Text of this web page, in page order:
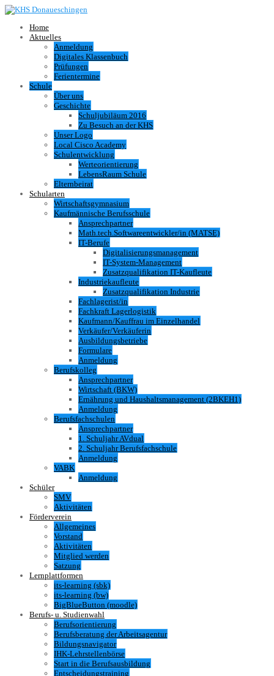
Home
Aktuelles
Anmeldung
Digitales Klassenbuch
Prüfungen
Ferientermine
Schule
Über uns
Geschichte
Schuljubiläum 2016
Zu Besuch an der KHS
Unser Logo
Local Cisco Academy
Schulentwicklung
Werteorientierung
LebensRaum Schule
Elternbeirat
Schularten
Wirtschaftsgymnasium
Kaufmännische Berufsschule
Ansprechpartner
Math.tech.Softwareentwickler/in (MATSE)
IT-Berufe
Digitalisierungsmanagement
IT-System-Management
Zusatzqualifikation IT-Kaufleute
Industriekaufleute
Zusatzqualifikation Industrie
Fachlagerist/in
Fachkraft Lagerlogistik
Kaufmann/Kauffrau im Einzelhandel
Verkäufer/Verkäuferin
Ausbildungsbetriebe
Formulare
Anmeldung
Berufskolleg
Ansprechpartner
Wirtschaft (BKW)
Ernährung und Haushaltsmanagement (2BKEH1)
Anmeldung
Berufsfachschulen
Ansprechpartner
1. Schuljahr AVdual
2. Schuljahr Berufsfachschule
Anmeldung
VABK
Anmeldung
Schüler
SMV
Aktivitäten
Förderverein
Allgemeines
Vorstand
Aktivitäten
Mitglied werden
Satzung
Lernplattformen
its-learning (sbk)
its-learning (bw)
BigBlueButton (moodle)
Berufs- u. Studienwahl
Berufsorientierung
Berufsberatung der Arbeitsagentur
Bildungsnavigator
IHK-Lehrstellenbörse
Start in die Berufsausbildung
Entscheidungstraining